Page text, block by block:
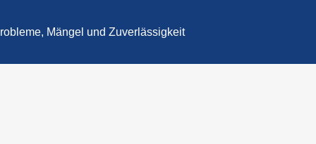
Mängel und Zuverlässigkeit